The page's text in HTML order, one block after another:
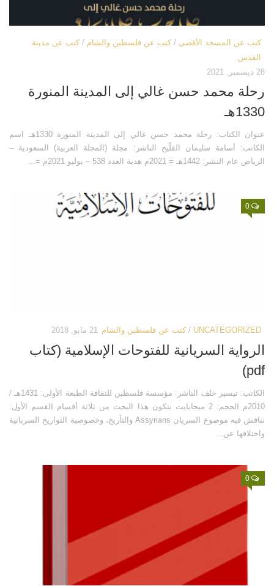
صور
أخرى
اتصل بنا
الموقع الأم
كتب عن المسجد الأقصى / كتب عن فلسطين والشام / كتب عن مدينة
القدس
28 ديسمبر, 2021
رحلة محمد حسن غالي إلى المدينة المنورة
1330هـ
عنوان الكتاب: رحلة محمد حسن غالي إلى المدينة المنورة 1330هـ اسم
الكاتب: أسامة سليمان الفلّيح الناشر: مجلة (المجلة العربية) السعودية –
الرياض عام النشر: 1442هـ = 2021م هدية العدد 538 – يوليو 2021م =...
0
UNCATEGORIZED
/ كتب عن فلسطين والشام 21 مايو, 2018
الرواية السريانية للفتوحات الإسلامية (كتاب
pdf)
الكاتب: تيسير خلف الناشر: مؤسسة فلسطين للثقافة الطبعة الأولى: 1431هـ /
2010م الحجم: 2 ميجابايت يتكون هذا البحث من ثلاثة أقسام القسم الأول:
نناقش فيه موضوع السريان Assyrians والتأريخ، وخصوصية التواريخ السريانية
واختلافها عن...
0